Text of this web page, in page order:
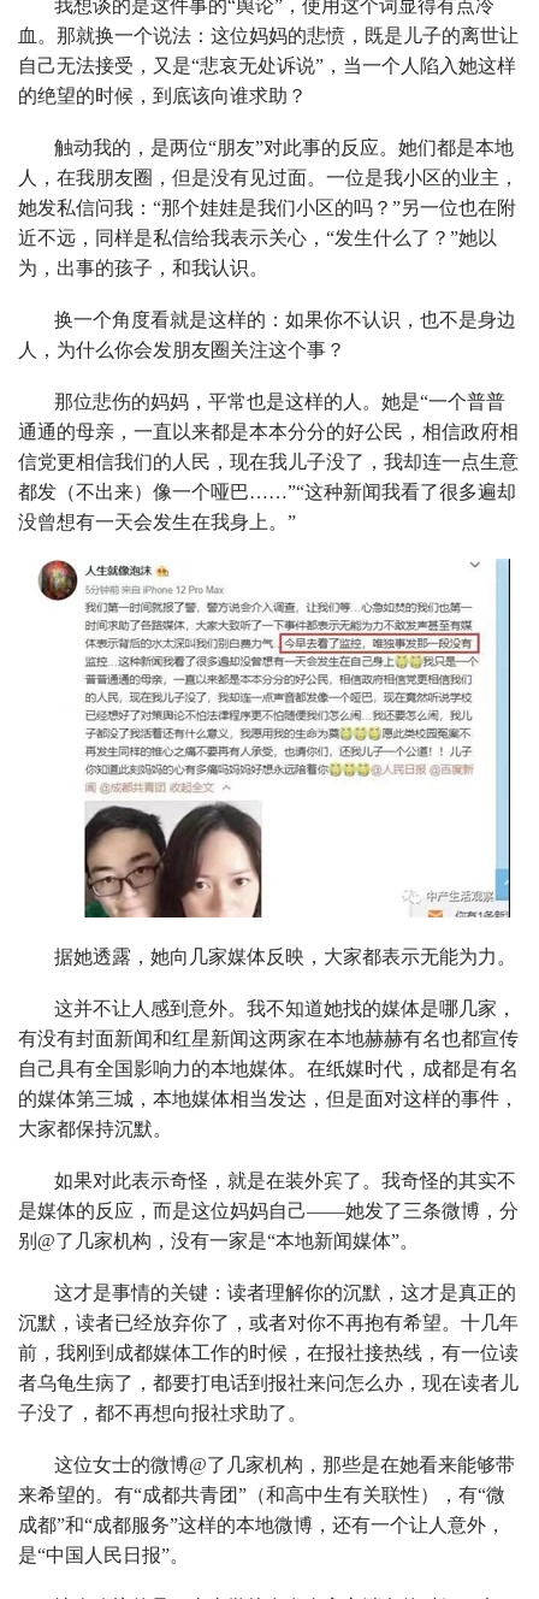
我想谈的是这件事的“舆论”，使用这个词显得有点冷
血。那就换一个说法：这位妈妈的悲愤，既是儿子的离世让
自己无法接受，又是“悲哀无处诉说”，当一个人陷入她这样
的绝望的时候，到底该向谁求助？
触动我的，是两位“朋友”对此事的反应。她们都是本地
人，在我朋友圈，但是没有见过面。一位是我小区的业主，
她发私信问我：“那个娃娃是我们小区的吗？”另一位也在附
近不远，同样是私信给我表示关心，“发生什么了？”她以
为，出事的孩子，和我认识。
换一个角度看就是这样的：如果你不认识，也不是身边
人，为什么你会发朋友圈关注这个事？
那位悲伤的妈妈，平常也是这样的人。她是“一个普普
通通的母亲，一直以来都是本本分分的好公民，相信政府相
信党更相信我们的人民，现在我儿子没了，我却连一点生意
都发（不出来）像一个哑巴……”“这种新闻我看了很多遍却
没曾想有一天会发生在我身上。”
据她透露，她向几家媒体反映，大家都表示无能为力。
这并不让人感到意外。我不知道她找的媒体是哪几家，
有没有封面新闻和红星新闻这两家在本地赫赫有名也都宣传
自己具有全国影响力的本地媒体。在纸媒时代，成都是有名
的媒体第三城，本地媒体相当发达，但是面对这样的事件，
大家都保持沉默。
如果对此表示奇怪，就是在装外宾了。我奇怪的其实不
是媒体的反应，而是这位妈妈自己——她发了三条微博，分
别@了几家机构，没有一家是“本地新闻媒体”。
这才是事情的关键：读者理解你的沉默，这才是真正的
沉默，读者已经放弃你了，或者对你不再抱有希望。十几年
前，我刚到成都媒体工作的时候，在报社接热线，有一位读
者乌龟生病了，都要打电话到报社来问怎么办，现在读者儿
子没了，都不再想向报社求助了。
这位女士的微博@了几家机构，那些是在她看来能够带
来希望的。有“成都共青团”（和高中生有关联性），有“微
成都”和“成都服务”这样的本地微博，还有一个让人意外，
是“中国人民日报”。